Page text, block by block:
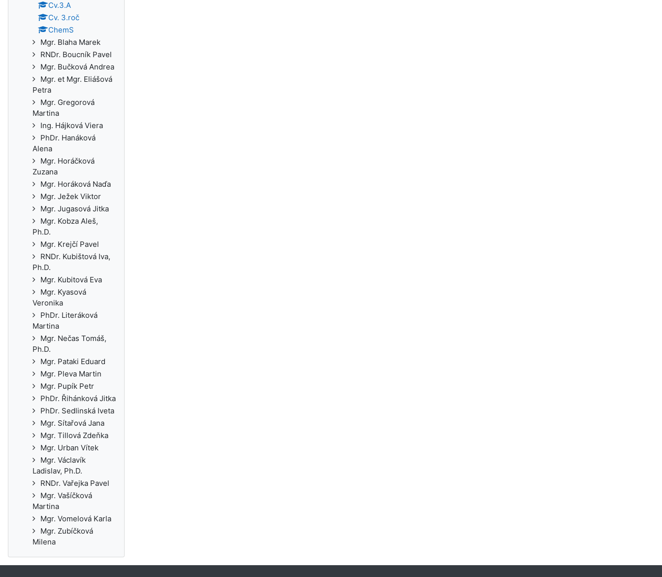
Cv.3.A
Cv. 3.roč
ChemS
Mgr. Blaha Marek
RNDr. Boucník Pavel
Mgr. Bučková Andrea
Mgr. et Mgr. Eliášová
Petra
Mgr. Gregorová
Martina
Ing. Hájková Viera
PhDr. Hanáková
Alena
Mgr. Horáčková
Zuzana
Mgr. Horáková Naďa
Mgr. Ježek Viktor
Mgr. Jugasová Jitka
Mgr. Kobza Aleš,
Ph.D.
Mgr. Krejčí Pavel
RNDr. Kubištová Iva,
Ph.D.
Mgr. Kubitová Eva
Mgr. Kyasová
Veronika
PhDr. Literáková
Martina
Mgr. Nečas Tomáš,
Ph.D.
Mgr. Pataki Eduard
Mgr. Pleva Martin
Mgr. Pupík Petr
PhDr. Řihánková Jitka
PhDr. Sedlinská Iveta
Mgr. Sítařová Jana
Mgr. Tillová Zdeňka
Mgr. Urban Vítek
Mgr. Václavík
Ladislav, Ph.D.
RNDr. Vařejka Pavel
Mgr. Vašíčková
Martina
Mgr. Vomelová Karla
Mgr. Zubíčková
Milena